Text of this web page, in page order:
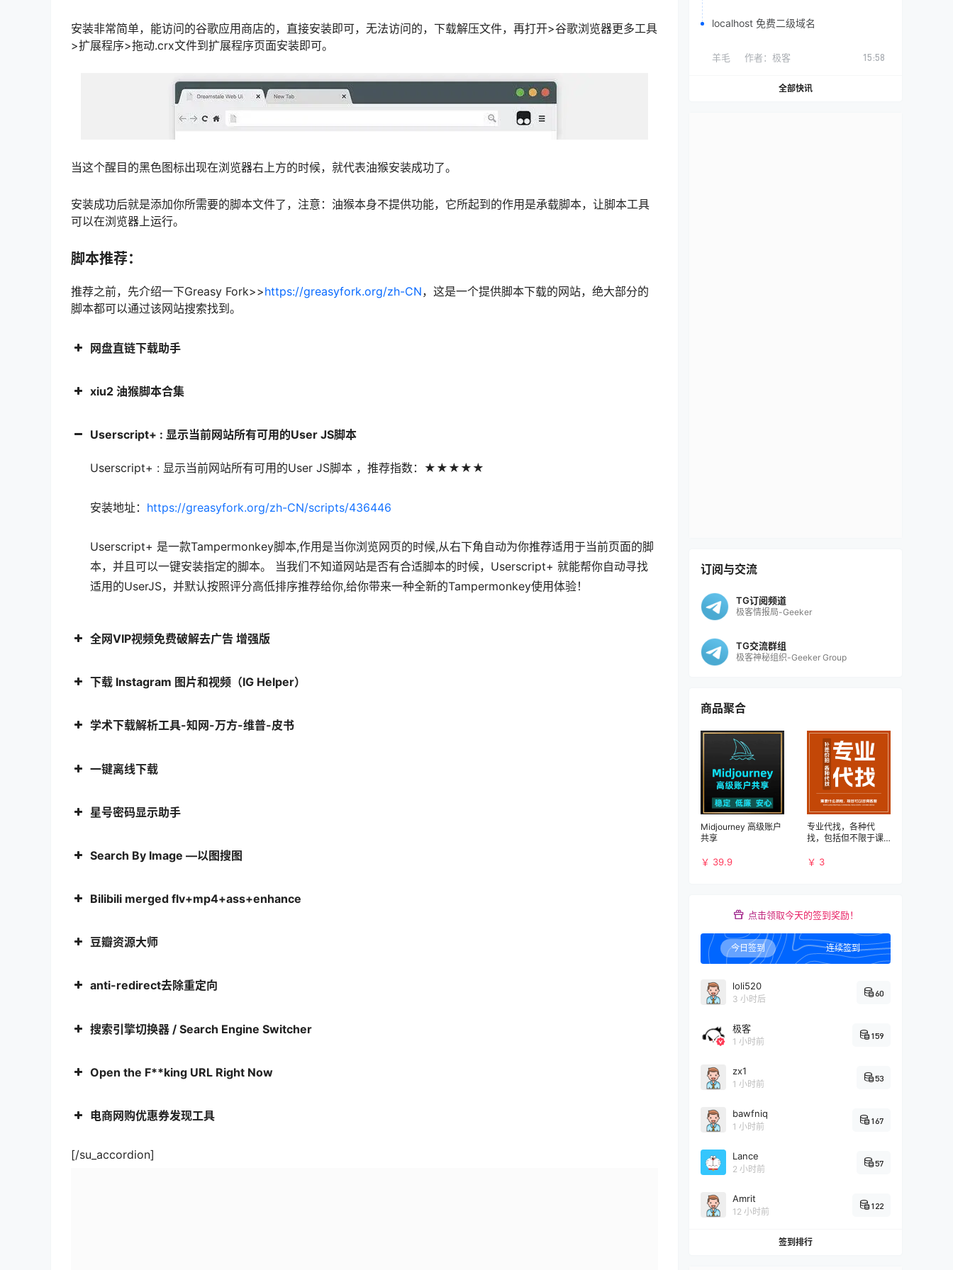
安装非常简单，能访问的谷歌应用商店的，直接安装即可，无法访问的，下载解压文件，再打开>谷歌浏览器更多工具
>扩展程序>拖动.crx文件到扩展程序页面安装即可。
当这个醒目的黑色图标出现在浏览器右上方的时候，就代表油猴安装成功了。
安装成功后就是添加你所需要的脚本文件了，注意：油猴本身不提供功能，它所起到的作用是承载脚本，让脚本工具
可以在浏览器上运行。
脚本推荐：
推荐之前，先介绍一下Greasy Fork>>https://greasyfork.org/zh-CN，这是一个提供脚本下载的网站，绝大部分的
脚本都可以通过该网站搜索找到。
网盘直链下载助手
xiu2 油猴脚本合集
Userscript+ : 显示当前网站所有可用的User JS脚本
Userscript+ : 显示当前网站所有可用的User JS脚本 ，推荐指数：★★★★★
安装地址： https://greasyfork.org/zh-CN/scripts/436446
Userscript+ 是一款Tampermonkey脚本,作用是当你浏览网页的时候,从右下角自动为你推荐适用于当前页面的脚
本，并且可以一键安装指定的脚本。 当我们不知道网站是否有合适脚本的时候，Userscript+ 就能帮你自动寻找
适用的UserJS，并默认按照评分高低排序推荐给你,给你带来一种全新的Tampermonkey使用体验！
全网VIP视频免费破解去广告 增强版
下载 Instagram 图片和视频（IG Helper）
学术下载解析工具-知网-万方-维普-皮书
一键离线下载
星号密码显示助手
Search By Image —以图搜图
Bilibili merged flv+mp4+ass+enhance
豆瓣资源大师
anti-redirect去除重定向
搜索引擎切换器 / Search Engine Switcher
Open the F**king URL Right Now
电商网购优惠券发现工具
[/su_accordion]
localhost 免费二级域名
羊毛 作者： 极客 15:58
全部快讯
订阅与交流
TG订阅频道
极客情报局-Geeker
TG交流群组
极客神秘组织-Geeker Group
商品聚合
Midjourney 高级账户
共享
￥ 39.9
专业代找，各种代
找，包括但不限于课
用、破解等资源
￥ 3
点击领取今天的签到奖励！
今日签到 连续签到
loli520
3 小时后
60
极客
1 小时前
159
zx1
1 小时前
53
bawfniq
1 小时前
167
Lance
2 小时前
57
Amrit
12 小时前
122
签到排行